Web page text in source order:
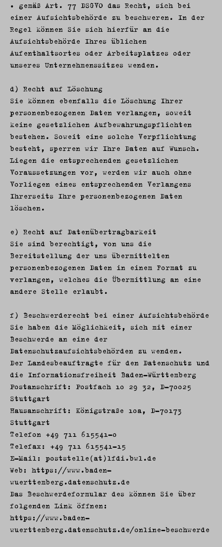
• gemäß Art. 77 DSGVO das Recht, sich bei
einer Aufsichtsbehörde zu beschweren. In der
Regel können Sie sich hierfür an die
Aufsichtsbehörde Ihres üblichen
Aufenthaltsortes oder Arbeitsplatzes oder
unseres Unternehmenssitzes wenden.
d) Recht auf Löschung
Sie können ebenfalls die Löschung Ihrer
personenbezogenen Daten verlangen, soweit
keine gesetzlichen Aufbewahrungspflichten
bestehen. Soweit eine solche Verpflichtung
besteht, sperren wir Ihre Daten auf Wunsch.
Liegen die entsprechenden gesetzlichen
Voraussetzungen vor, werden wir auch ohne
Vorliegen eines entsprechenden Verlangens
Ihrerseits Ihre personenbezogenen Daten
löschen.
e) Recht auf Datenübertragbarkeit
Sie sind berechtigt, von uns die
Bereitstellung der uns übermittelten
personenbezogenen Daten in einem Format zu
verlangen, welches die Übermittlung an eine
andere Stelle erlaubt.
f) Beschwerderecht bei einer Aufsichtsbehörde
Sie haben die Möglichkeit, sich mit einer
Beschwerde an eine der
Datenschutzaufsichtsbehörden zu wenden.
Der Landesbeauftragte für den Datenschutz und
die Informationsfreiheit Baden-Württemberg
Postanschrift: Postfach 10 29 32, D-70025
Stuttgart
Hausanschrift: Königstraße 10a, D-70173
Stuttgart
Telefon +49 711 615541–0
Telefax: +49 711 615541–15
E-Mail: poststelle(at)lfdi.bwl.de
Web: https://www.baden-
wuerttemberg.datenschutz.de
Das Beschwerdeformular des können Sie über
folgenden Link öffnen:
https://www.baden-
wuerttemberg.datenschutz.de/online-beschwerde